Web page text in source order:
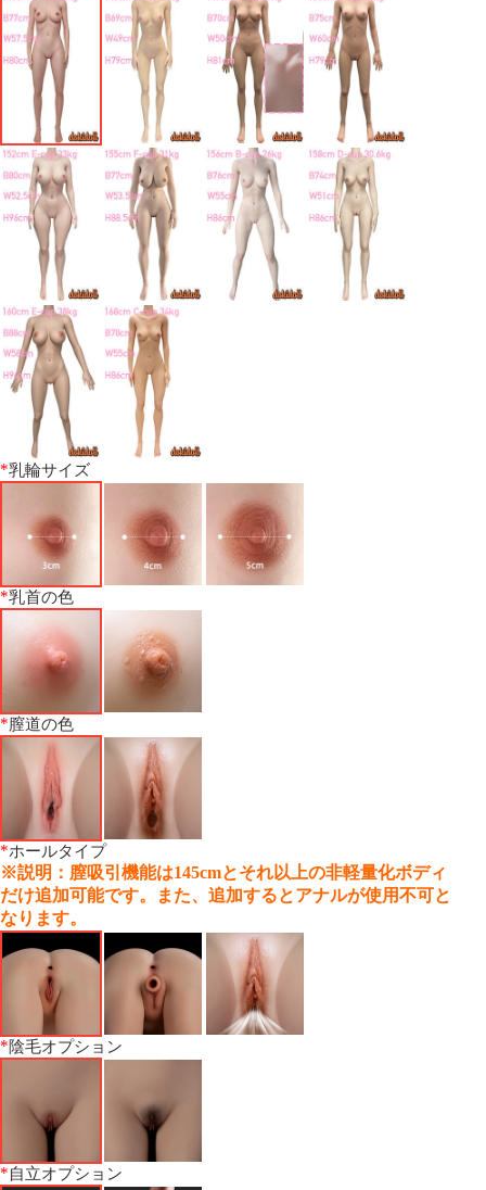
*乳輪サイズ
*乳首の色
*膣道の色
*ホールタイプ
※説明：膣吸引機能は145cmとそれ以上の非軽量化ボディ
だけ追加可能です。また、追加するとアナルが使用不可と
なります。
*陰毛オプション
*自立オプション